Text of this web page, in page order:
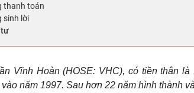
thanh toán
sinh lời
tư
Vĩnh Hoàn (HOSE: VHC), có tiền thân
năm 1997. Sau hơn 22 năm hình thành